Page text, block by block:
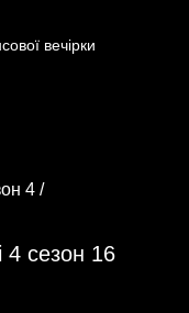
вечірки
4 /
4 сезон 16